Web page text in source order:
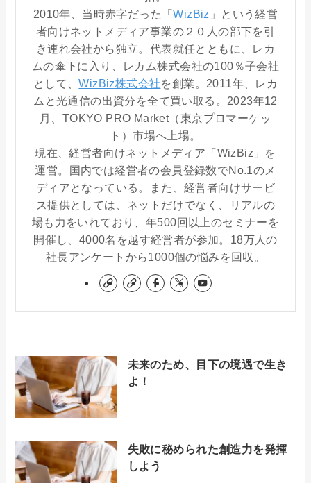
2010年、当時赤字だった「WizBiz 」という経営
者向けネットメディア事業の２０人の部下を引
き連れ会社から独立。代表就任とともに、レカ
ムの傘下に入り、レカム株式会社の100％子会社
として、WizBiz株式会社を創業。2011年、レカ
ムと光通信の出資分を全て買い取る。2023年12
月、TOKYO PRO Market（東京プロマーケッ
ト）市場へ上場。
現在、経営者向けネットメディア「WizBiz」を
運営。国内では経営者の会員登録数でNo.1のメ
ディアとなっている。また、経営者向けサービ
ス提供としては、ネットだけでなく、リアルの
場も力をいれており、年500回以上のセミナーを
開催し、4000名を越す経営者が参加。18万人の
社長アンケートから1000個の悩みを回収。
未来のため、目下の境遇で生き
よ！
失敗に秘められた創造力を発揮
しよう